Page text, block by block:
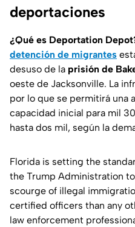
deportaciones
¿Qué es Deportation
detención de migrantes
desuso de la prisión de
oeste de Jacksonville. La
por lo que se permitirá una
capacidad inicial para mil
hasta dos mil, según la
Florida is setting the
the Trump Administration
scourge of illegal
certified officers than any
law enforcement